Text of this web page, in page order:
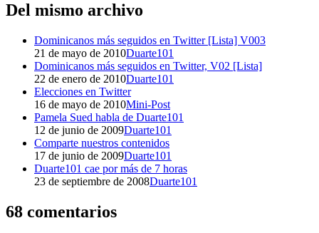
Del mismo archivo
Dominicanos más seguidos en Twitter [Lista] V003
21 de mayo de 2010Duarte101
Dominicanos más seguidos en Twitter, V02 [Lista]
22 de enero de 2010Duarte101
Elecciones en Twitter
16 de mayo de 2010Mini-Post
Pamela Sued habla de Duarte101
12 de junio de 2009Duarte101
Comparte nuestros contenidos
17 de junio de 2009Duarte101
Duarte101 cae por más de 7 horas
23 de septiembre de 2008Duarte101
68 comentarios